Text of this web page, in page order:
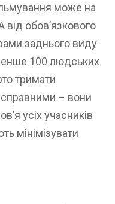
може на
від обов’язкового
заднього виду
100 людських
тримати
справними – вони
усіх учасників
мінімізувати